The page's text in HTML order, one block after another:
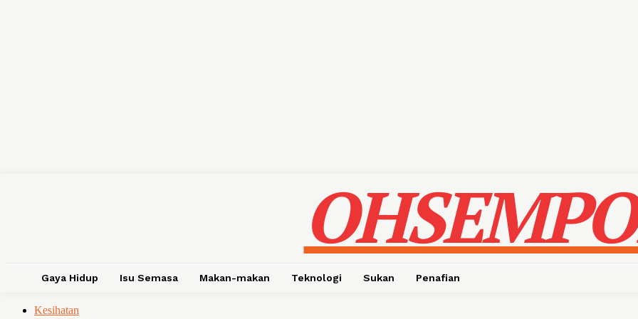
Gaya Hidup Isu Semasa Makan-makan Teknologi Sukan Penafian
Kesihatan